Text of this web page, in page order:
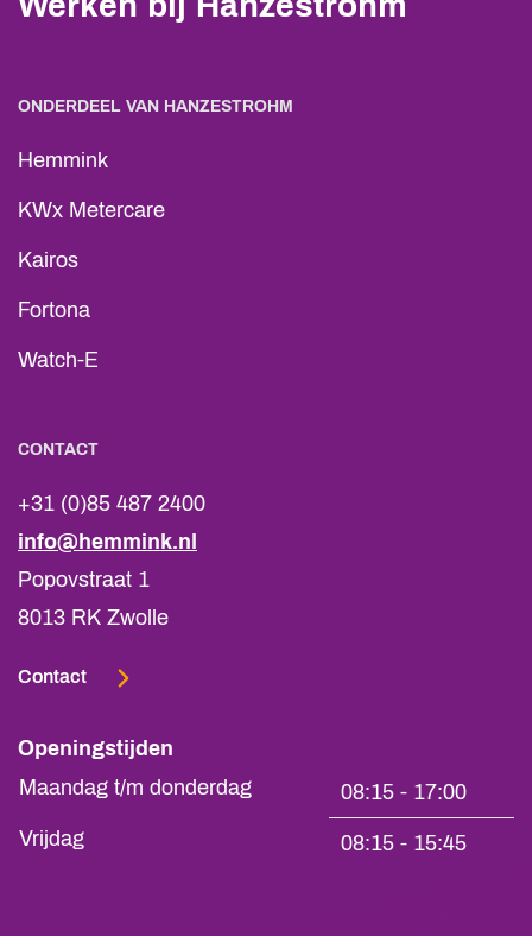
ONDERDEEL VAN HANZESTROHM
Hemmink
KWx Metercare
Kairos
Fortona
Watch-E
CONTACT
+31 (0)85 487 2400
info@hemmink.nl
Popovstraat 1
8013 RK Zwolle
Contact
Openingstijden
Maandag t/m donderdag
08:15 - 17:00
Vrijdag
08:15 - 15:45